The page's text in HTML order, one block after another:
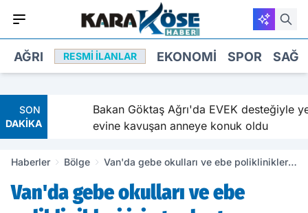
AĞRI RESMI İLANLAR EKONOMI SPOR
SON
DAKİKA
Bakan Göktaş Ağrı'da EVEK desteğiyle yeni
evine kavuşan anneye konuk oldu
Haberler Bölge
Van'da gebe okulları ve ebe poliklinikleri
hedefiyle yapıldı
Van'da gebe okulları ve ebe